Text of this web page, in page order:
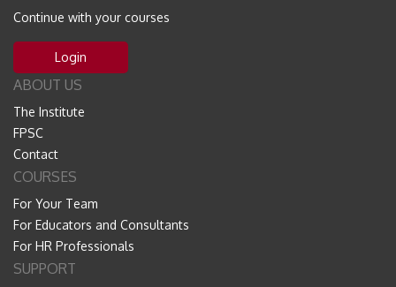
Continue with your courses
Login
ABOUT US
The Institute
FPSC
Contact
COURSES
For Your Team
For Educators and Consultants
For HR Professionals
SUPPORT